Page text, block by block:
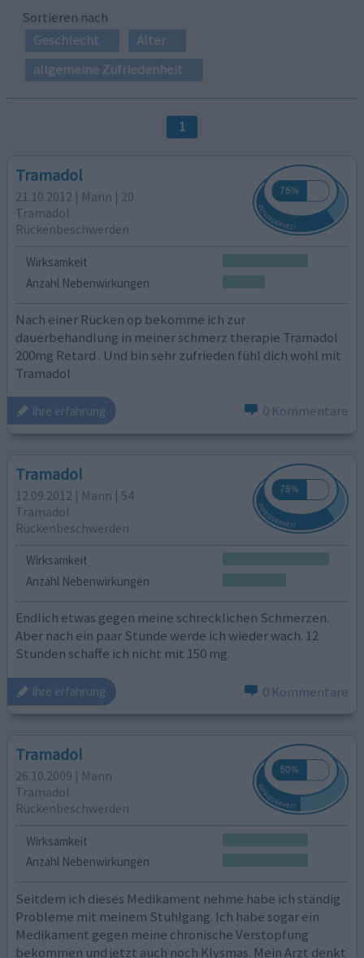
Sortieren nach
Geschlecht
Alter
allgemeine Zufriedenheit
1
Tramadol
21.10.2012 | Mann | 20
Tramadol
Rückenbeschwerden
Wirksamkeit
Anzahl Nebenwirkungen
Nach einer Rücken op bekomme ich zur
dauerbehandlung in meiner schmerz therapie Tramadol
200mg Retard . Und bin sehr zufrieden fühl dich wohl mit
Tramadol
ihre erfahrung 0 Kommentare
Tramadol
12.09.2012 | Mann | 54
Tramadol
Rückenbeschwerden
Wirksamkeit
Anzahl Nebenwirkungen
Endlich etwas gegen meine schrecklichen Schmerzen.
Aber nach ein paar Stunde werde ich wieder wach. 12
Stunden schaffe ich nicht mit 150 mg.
ihre erfahrung 0 Kommentare
Tramadol
26.10.2009 | Mann
Tramadol
Rückenbeschwerden
Wirksamkeit
Anzahl Nebenwirkungen
Seitdem ich dieses Medikament nehme habe ich ständig
Probleme mit meinem Stuhlgang. Ich habe sogar ein
Medikament gegen meine chronische Verstopfung
bekommen und jetzt auch noch Klysmas. Mein Arzt denkt